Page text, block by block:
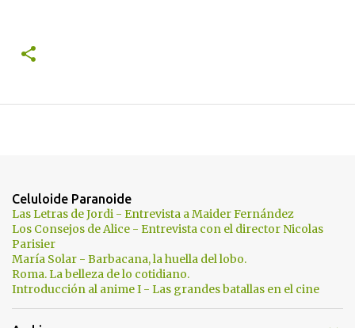
Celuloide Paranoide
Las Letras de Jordi - Entrevista a Maider Fernández
Los Consejos de Alice - Entrevista con el director Nicolas
Parisier
María Solar - Barbacana, la huella del lobo.
Roma. La belleza de lo cotidiano.
Introducción al anime I - Las grandes batallas en el cine